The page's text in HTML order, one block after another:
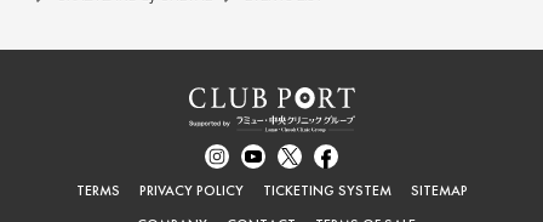
TERMS PRIVACY POLICY TICKETING SYSTEM
SITEMAP